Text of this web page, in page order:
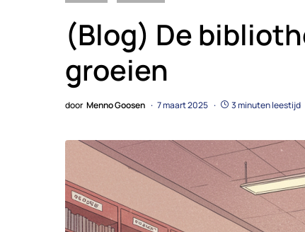
(Blog) De
groeien
door Menno Goosen 7 maart 2025 3 minuten leestijd